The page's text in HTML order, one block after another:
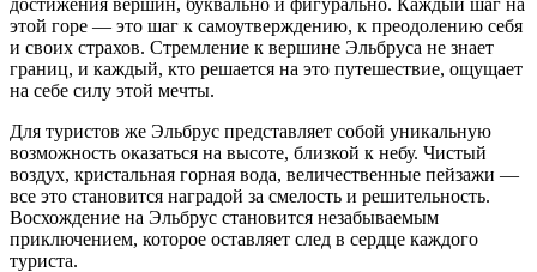
этой горе — это шаг к самоутверждению, к преодолению себя
и своих страхов. Стремление к вершине Эльбруса не знает
границ, и каждый, кто решается на это путешествие, ощущает
на себе силу этой мечты.
Для туристов же Эльбрус представляет собой уникальную
возможность оказаться на высоте, близкой к небу. Чистый
воздух, кристальная горная вода, величественные пейзажи —
все это становится наградой за смелость и решительность.
Восхождение на Эльбрус становится незабываемым
приключением, которое оставляет след в сердце каждого
туриста.